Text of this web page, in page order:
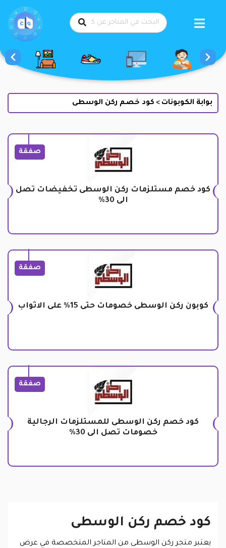
بوابة الكوبونات > كود خصم ركن الوسطى
صفقة
كود خصم مستلزمات ركن الوسطى تخفيضات تصل
الى 30%
صفقة
كوبون ركن الوسطى خصومات حتى 15% على الاثواب
صفقة
كود خصم ركن الوسطى للمستلزمات الرجالية
خصومات تصل الى 30%
كود خصم ركن الوسطى
يعتبر متجر ركن الوسطى من المتاجر المتخصصة في عرض